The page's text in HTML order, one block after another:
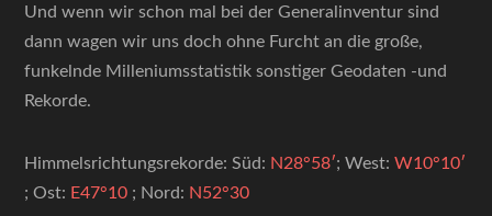
Und wenn wir schon mal bei der Generalinventur sind
dann wagen wir uns doch ohne Furcht an die große,
funkelnde Milleniumsstatistik sonstiger Geodaten -und
Rekorde.
Himmelsrichtungsrekorde: Süd: N28°58′; West:W10°10′
; Ost: E47°10 ; Nord: N52°30